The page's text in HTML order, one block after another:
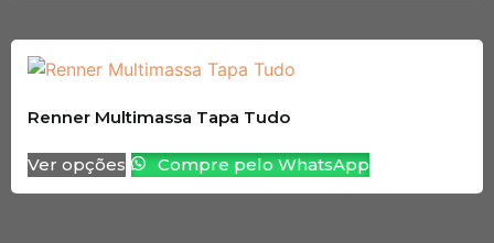
Renner Multimassa Tapa Tudo
Ver opções Compre pelo WhatsApp